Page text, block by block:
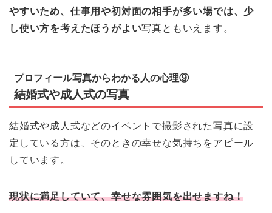
やすいため、仕事用や初対面の相手が多い場では、少
し使い方を考えたほうがよい写真ともいえます。
プロフィール写真からわかる人の心理⑨
結婚式や成人式の写真
結婚式や成人式などのイベントで撮影された写真に設
定している方は、そのときの幸せな気持ちをアピール
しています。
現状に満足していて、幸せな雰囲気を出せますね！